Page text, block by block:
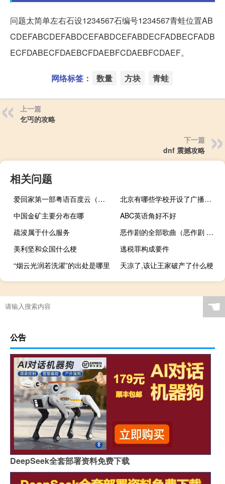
问题太简单左右石设1234567石编号1234567青蛙位置AB
CDEFABCDEFABDCEFABDCEFABDECFADBECFADB
ECFDABECFDAEBCFDAEBFCDAEBFCDAEF。
网络标签： 数量 方块 青蛙
上一篇
乞丐的攻略
下一篇
dnf 震撼攻略
相关问题
爱回家第一部粤语百度云（求古灵精探第一部粤语的百度云链接）
北京有哪些学校开设了广播电视工程专业
中国金矿主要分布在哪
ABC英语角好不好
疏浚属于什么服务
恶作剧的全部歌曲（恶作剧 的歌词）
美利坚和众国什么梗
逃税罪构成要件
“烟云光润若洗濯”的出处是哪里
天凉了,该让王家破产了什么梗
☚
公告
DeepSeek全套部署资料免费下载